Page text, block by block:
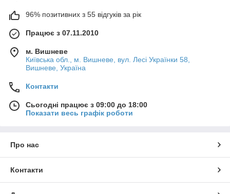
96% позитивних з 55 відгуків за рік
Працює з 07.11.2010
м. Вишневе
Київська обл., м. Вишневе, вул. Лесі Українки 58,
Вишневе, Україна
Контакти
Сьогодні працює з 09:00 до 18:00
Показати весь графік роботи
Про нас
Контакти